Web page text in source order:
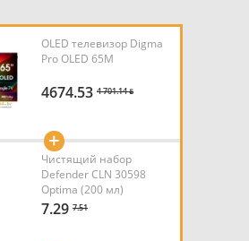
OLED телевизор Digma
Pro OLED 65M
4674.53 4 701.14 ƃ
+
Чистящий набор
Defender CLN 30598
Optima (200 мл)
7.29 7.51